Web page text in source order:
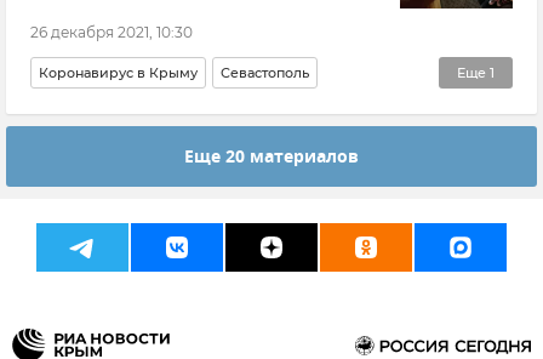
26 декабря 2021, 10:30
Еще 1
Коронавирус в Крыму Севастополь
Распространение коронавируса в РФ
Еще 20 материалов